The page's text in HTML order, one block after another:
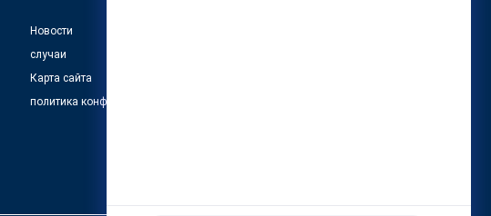
Новости
случаи
Карта сайта
политика конфиденциальности